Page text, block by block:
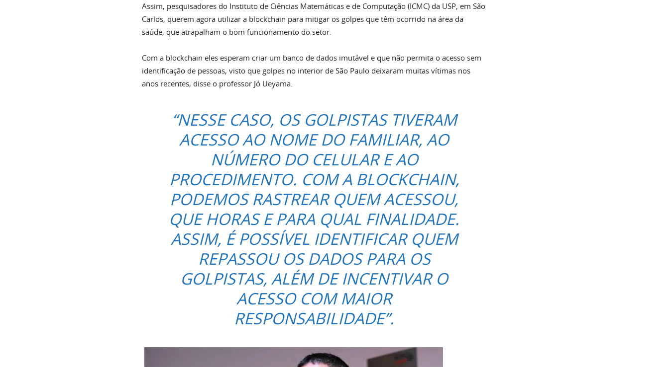
Assim, pesquisadores do Instituto de Ciências Matemáticas e de Computação (ICMC) da USP, em São
Carlos, querem agora utilizar a blockchain para mitigar os golpes que têm ocorrido na área da
saúde, que atrapalham o bom funcionamento do setor.
Com a blockchain eles esperam criar um banco de dados imutável e que não permita o acesso sem
identificação de pessoas, visto que golpes no interior de São Paulo deixaram muitas vítimas nos
anos recentes, disse o professor Jó Ueyama.
“NESSE CASO, OS GOLPISTAS TIVERAM
ACESSO AO NOME DO FAMILIAR, AO
NÚMERO DO CELULAR E AO
PROCEDIMENTO. COM A BLOCKCHAIN,
PODEMOS RASTREAR QUEM ACESSOU,
QUE HORAS E PARA QUAL FINALIDADE.
ASSIM, É POSSÍVEL IDENTIFICAR QUEM
REPASSOU OS DADOS PARA OS
GOLPISTAS, ALÉM DE INCENTIVAR O
ACESSO COM MAIOR
RESPONSABILIDADE”.